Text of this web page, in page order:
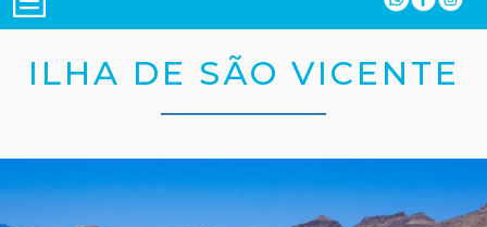
ILHA DE SÃO VICENTE